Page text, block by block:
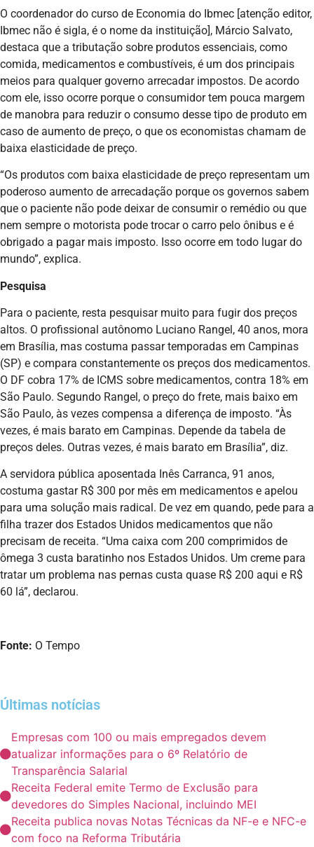
O coordenador do curso de Economia do Ibmec [atenção editor,
Ibmec não é sigla, é o nome da instituição], Márcio Salvato,
destaca que a tributação sobre produtos essenciais, como
comida, medicamentos e combustíveis, é um dos principais
meios para qualquer governo arrecadar impostos. De acordo
com ele, isso ocorre porque o consumidor tem pouca margem
de manobra para reduzir o consumo desse tipo de produto em
caso de aumento de preço, o que os economistas chamam de
baixa elasticidade de preço.
“Os produtos com baixa elasticidade de preço representam um
poderoso aumento de arrecadação porque os governos sabem
que o paciente não pode deixar de consumir o remédio ou que
nem sempre o motorista pode trocar o carro pelo ônibus e é
obrigado a pagar mais imposto. Isso ocorre em todo lugar do
mundo”, explica.
Pesquisa
Para o paciente, resta pesquisar muito para fugir dos preços
altos. O profissional autônomo Luciano Rangel, 40 anos, mora
em Brasília, mas costuma passar temporadas em Campinas
(SP) e compara constantemente os preços dos medicamentos.
O DF cobra 17% de ICMS sobre medicamentos, contra 18% em
São Paulo. Segundo Rangel, o preço do frete, mais baixo em
São Paulo, às vezes compensa a diferença de imposto. “Às
vezes, é mais barato em Campinas. Depende da tabela de
preços deles. Outras vezes, é mais barato em Brasília”, diz.
A servidora pública aposentada Inês Carranca, 91 anos,
costuma gastar R$ 300 por mês em medicamentos e apelou
para uma solução mais radical. De vez em quando, pede para a
filha trazer dos Estados Unidos medicamentos que não
precisam de receita. “Uma caixa com 200 comprimidos de
ômega 3 custa baratinho nos Estados Unidos. Um creme para
tratar um problema nas pernas custa quase R$ 200 aqui e R$
60 lá”, declarou.
Fonte: O Tempo
Últimas notícias
Empresas com 100 ou mais empregados devem
atualizar informações para o 6º Relatório de
Transparência Salarial
Receita Federal emite Termo de Exclusão para
devedores do Simples Nacional, incluindo MEI
Receita publica novas Notas Técnicas da NF-e e NFC-e
com foco na Reforma Tributária